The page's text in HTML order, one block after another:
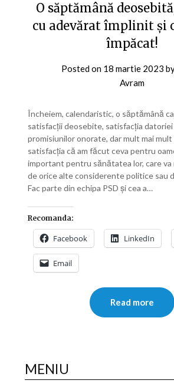
O săptămână
cu adevărat împlinit și
împăcat!
Posted on 18 martie 2023
Avram
Încheiem, calendaristic, o săptămână
satisfacții deosebite, satisfacția datoriei
promisiunilor onorate, dar mult mai
satisfacția că am făcut ceva pentru
important pentru sănătatea lor, care va
de orice alte considerente politice sau
Fac parte din echipa PSD și cea a…
Recomanda:
Facebook LinkedIn
Email
Read more
MENIU